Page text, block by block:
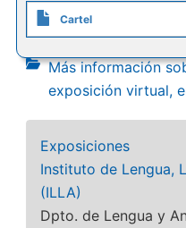
Cartel
Más información
exposición virtual,
Exposiciones
Instituto de Lengua,
(ILLA)
Dpto. de Lengua y